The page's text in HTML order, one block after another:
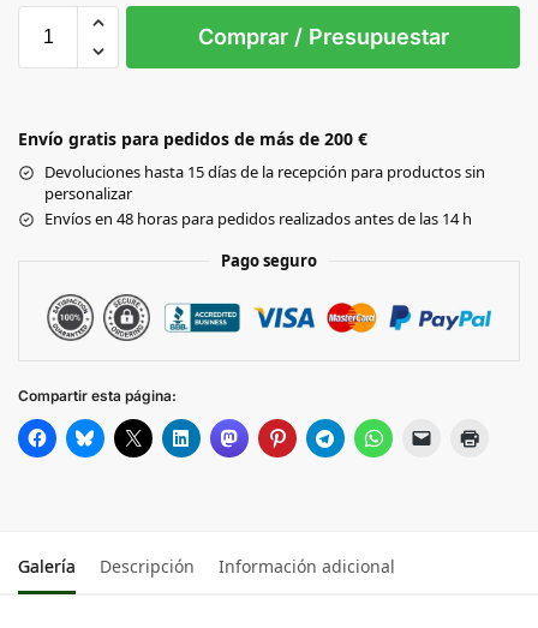
L
NATURAL /NAVY
NATURAL/TRUE PINK
Comprar / Presupuestar
Envío gratis para pedidos de más de 200 €
Devoluciones hasta 15 días de la recepción para productos sin
personalizar
Envíos en 48 horas para pedidos realizados antes de las 14 h
Pago seguro
Compartir esta página:
Galería Descripción Información adicional